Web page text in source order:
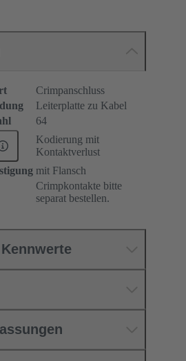
Crimpanschluss
Leiterplatte zu Kabel
64
Kodierung mit
Kontaktverlust
mit Flansch
Crimpkontakte bitte
separat bestellen.